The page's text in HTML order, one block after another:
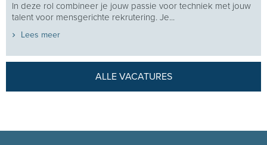
In deze rol combineer je jouw passie voor techniek met jouw
talent voor mensgerichte rekrutering. Je...
Lees meer
ALLE VACATURES